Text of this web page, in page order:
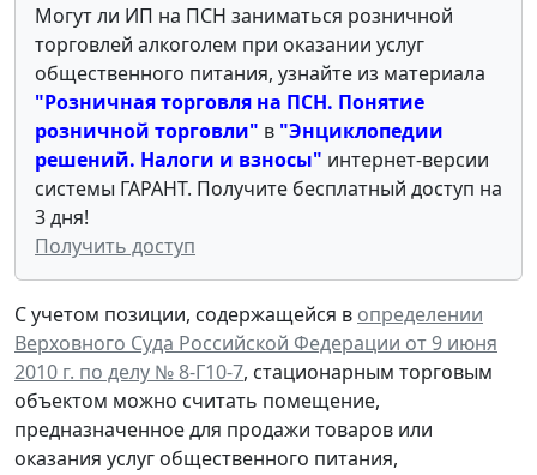
Могут ли ИП на ПСН заниматься розничной
торговлей алкоголем при оказании услуг
общественного питания, узнайте из материала
"Розничная торговля на ПСН. Понятие
розничной торговли" в "Энциклопедии
решений. Налоги и взносы" интернет-версии
системы ГАРАНТ. Получите бесплатный доступ на
3 дня!
Получить доступ
С учетом позиции, содержащейся в определении
Верховного Суда Российской Федерации от 9 июня
2010 г. по делу № 8-Г10-7, стационарным торговым
объектом можно считать помещение,
предназначенное для продажи товаров или
оказания услуг общественного питания,